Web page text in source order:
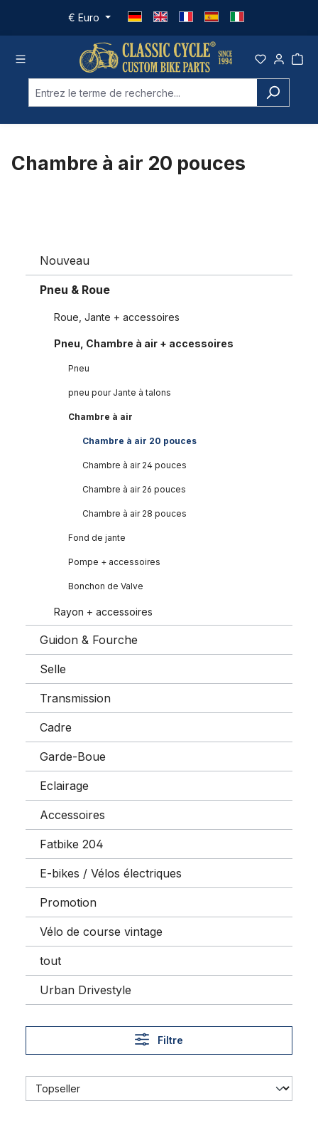
Passer au contenu principal
€ Euro
Chambre à air 20 pouces
Nouveau
Pneu & Roue
Roue, Jante + accessoires
Pneu, Chambre à air + accessoires
Pneu
pneu pour Jante à talons
Chambre à air
Chambre à air 20 pouces
Chambre à air 24 pouces
Chambre à air 26 pouces
Chambre à air 28 pouces
Fond de jante
Pompe + accessoires
Bonchon de Valve
Rayon + accessoires
Guidon & Fourche
Selle
Transmission
Cadre
Garde-Boue
Eclairage
Accessoires
Fatbike 204
E-bikes / Vélos électriques
Promotion
Vélo de course vintage
tout
Urban Drivestyle
Filtre